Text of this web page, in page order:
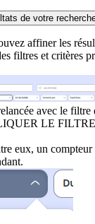
de votre
affiner les
filtres et critères
avec le
LE
eux, un